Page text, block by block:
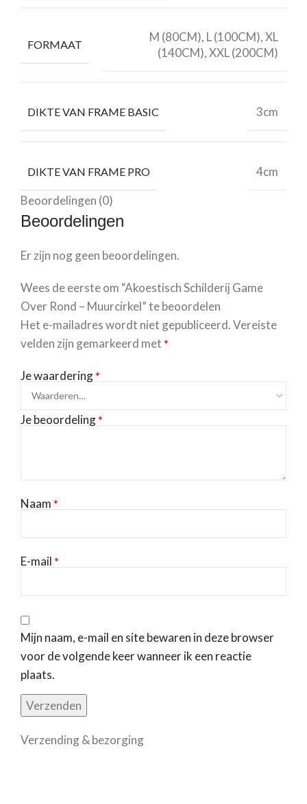
FORMAAT
M (80CM), L (100CM), XL
(140CM), XXL (200CM)
DIKTE VAN FRAME BASIC 3cm
DIKTE VAN FRAME PRO 4cm
Beoordelingen (0)
Beoordelingen
Er zijn nog geen beoordelingen.
Wees de eerste om “Akoestisch Schilderij Game
Over Rond – Muurcirkel” te beoordelen
Het e-mailadres wordt niet gepubliceerd.Vereiste
velden zijn gemarkeerd met *
Je waardering*
Je beoordeling*
Naam *
E-mail *
Mijn naam, e-mail en site bewaren in deze browser
voor de volgende keer wanneer ik een reactie
plaats.
Verzending & bezorging